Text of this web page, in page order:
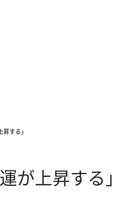
する」
が上昇する」